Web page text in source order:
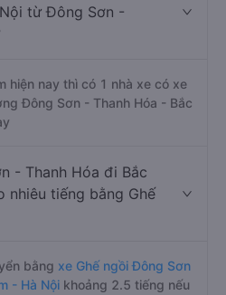
từ Đông Sơn -
hiện nay thì có 1 nhà xe có xe
Đông Sơn - Thanh Hóa - Bắc
- Thanh Hóa đi Bắc
nhiêu tiếng bằng Ghế
bằng xe Ghế ngồi Đông Sơn
- Hà Nội khoảng 2.5 tiếng nếu